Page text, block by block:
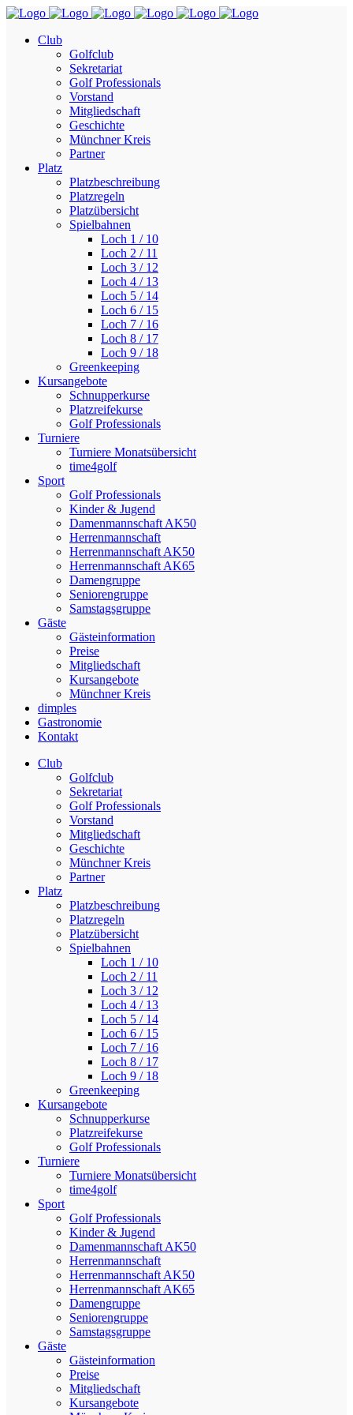
Club
Golfclub
Sekretariat
Golf Professionals
Vorstand
Mitgliedschaft
Geschichte
Münchner Kreis
Partner
Platz
Platzbeschreibung
Platzregeln
Platzübersicht
Spielbahnen
Loch 1 / 10
Loch 2 / 11
Loch 3 / 12
Loch 4 / 13
Loch 5 / 14
Loch 6 / 15
Loch 7 / 16
Loch 8 / 17
Loch 9 / 18
Greenkeeping
Kursangebote
Schnupperkurse
Platzreifekurse
Golf Professionals
Turniere
Turniere Monatsübersicht
time4golf
Sport
Golf Professionals
Kinder & Jugend
Damenmannschaft AK50
Herrenmannschaft
Herrenmannschaft AK50
Herrenmannschaft AK65
Damengruppe
Seniorengruppe
Samstagsgruppe
Gäste
Gästeinformation
Preise
Mitgliedschaft
Kursangebote
Münchner Kreis
dimples
Gastronomie
Kontakt
Club
Golfclub
Sekretariat
Golf Professionals
Vorstand
Mitgliedschaft
Geschichte
Münchner Kreis
Partner
Platz
Platzbeschreibung
Platzregeln
Platzübersicht
Spielbahnen
Loch 1 / 10
Loch 2 / 11
Loch 3 / 12
Loch 4 / 13
Loch 5 / 14
Loch 6 / 15
Loch 7 / 16
Loch 8 / 17
Loch 9 / 18
Greenkeeping
Kursangebote
Schnupperkurse
Platzreifekurse
Golf Professionals
Turniere
Turniere Monatsübersicht
time4golf
Sport
Golf Professionals
Kinder & Jugend
Damenmannschaft AK50
Herrenmannschaft
Herrenmannschaft AK50
Herrenmannschaft AK65
Damengruppe
Seniorengruppe
Samstagsgruppe
Gäste
Gästeinformation
Preise
Mitgliedschaft
Kursangebote